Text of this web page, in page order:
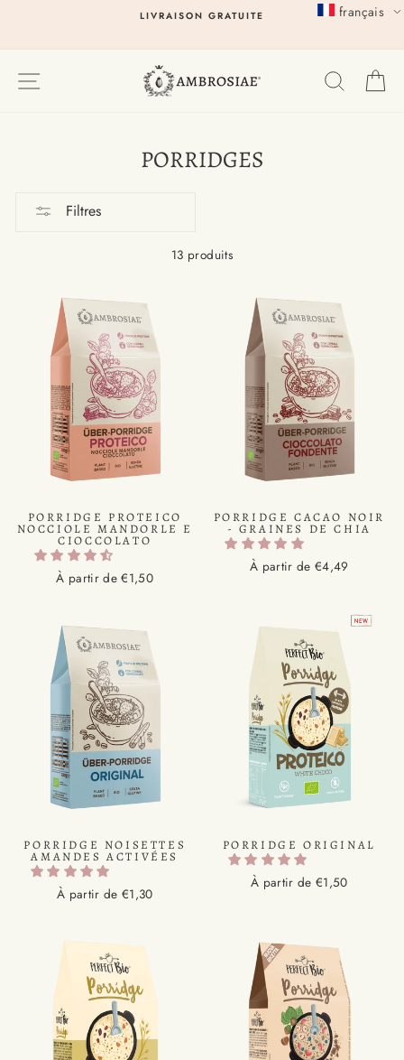
LIVRAISON GRATUITE
PORRIDGES
Filtres
13 produits
PORRIDGE PROTEICO
NOCCIOLE MANDORLE E
CIOCCOLATO
À partir de €1,50
PORRIDGE CACAO NOIR
- GRAINES DE CHIA
À partir de €4,49
PORRIDGE NOISETTES
AMANDES ACTIVÉES
À partir de €1,30
PORRIDGE ORIGINAL
À partir de €1,50
français